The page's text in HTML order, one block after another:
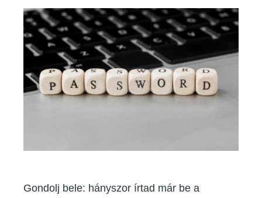
amiket
elkövetsz
–
hogyan
kerüld
el
őket
Gondolj bele: hányszor írtad már be a